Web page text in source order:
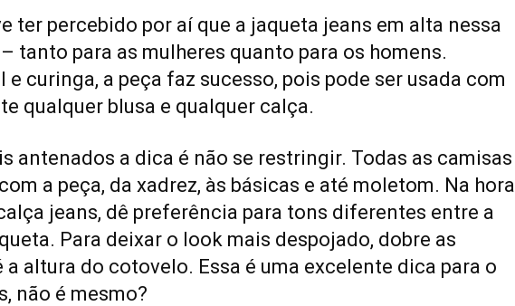
ter percebido por aí que a jaqueta jeans em alta nessa
tanto para as mulheres quanto para os homens.
curinga, a peça faz sucesso, pois pode ser usada com
qualquer blusa e qualquer calça.
antenados a dica é não se restringir. Todas as camisas
a peça, da xadrez, às básicas e até moletom. Na hora
jeans, dê preferência para tons diferentes entre a
Para deixar o look mais despojado, dobre as
a altura do cotovelo. Essa é uma excelente dica para o
não é mesmo?